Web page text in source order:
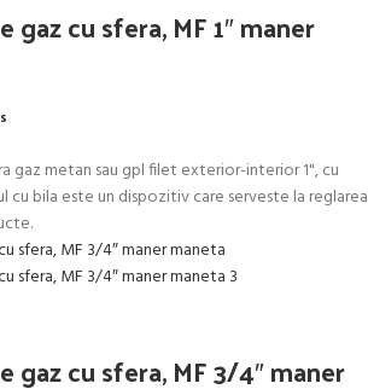
cu sfera, MF 1″ maner
gaz metan sau gpl filet exterior-interior 1", cu
cu bila este un dispozitiv care serveste la reglarea
gaz cu sfera, MF 3/4″ maner